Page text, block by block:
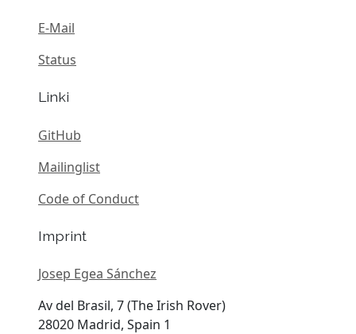
E-Mail
Status
Linki
GitHub
Mailinglist
Code of Conduct
Imprint
Josep Egea Sánchez
Av del Brasil, 7 (The Irish Rover)
28020 Madrid, Spain 1